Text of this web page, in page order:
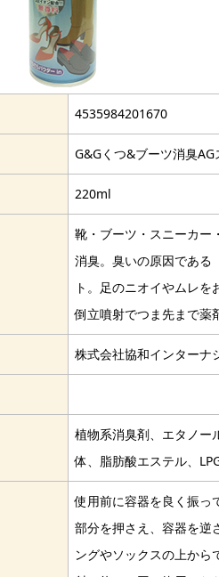
4535984201670
G&Gくつ&ブーツ消臭AG
220ml
靴・ブーツ・スニーカー
消臭。臭いの原因である
ト。足のニオイやムレを
倒立噴射でつま先まで薬
株式会社協和インターナ
植物系消臭剤、エタノー
体、脂肪酸エステル、
使用前に容器を良く振っ
部分を押さえ、容器を逆
ングやソックスの上から